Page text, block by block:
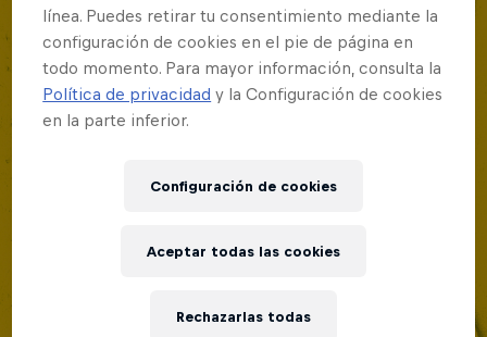
línea. Puedes retirar tu consentimiento mediante la
configuración de cookies en el pie de página en
todo momento. Para mayor información, consulta la
Política de privacidad y la Configuración de cookies
en la parte inferior.
Configuración de cookies
Rechazarlas todas
Aceptar todas las cookies